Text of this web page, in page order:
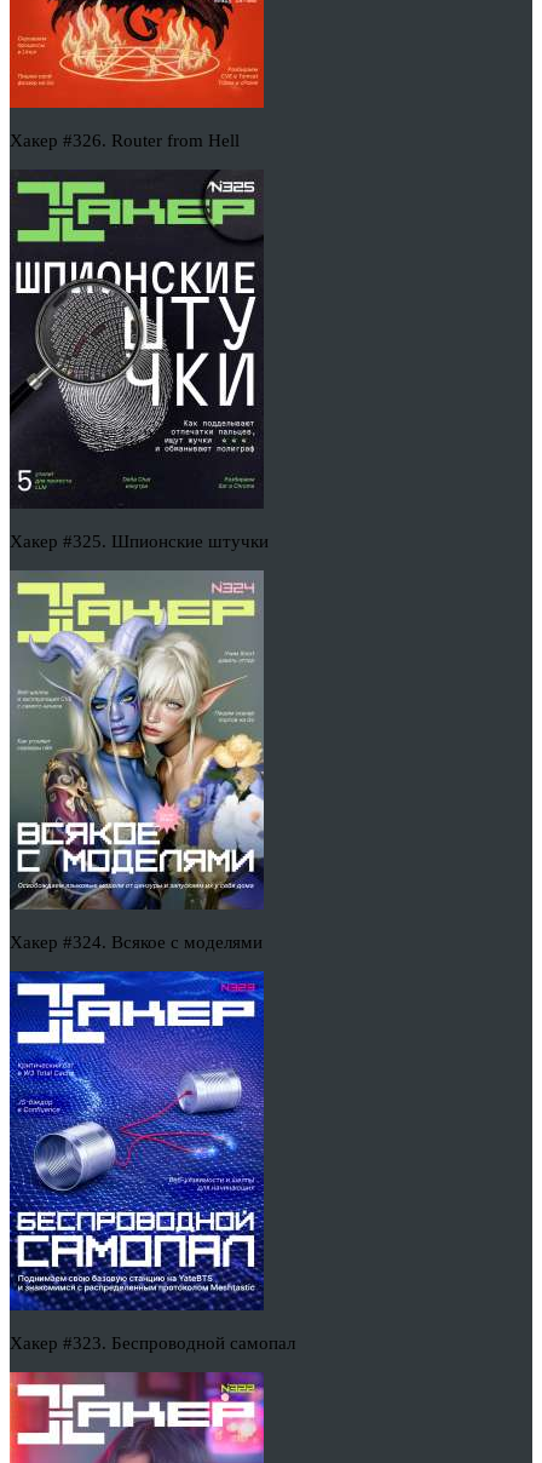
Хакер #326. Router from Hell
Хакер #325. Шпионские штучки
Хакер #324. Всякое с моделями
Хакер #323. Беспроводной самопал